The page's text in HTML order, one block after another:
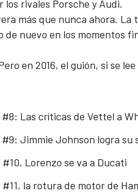
rivales Porsche y Audi.
más que nunca ahora. La
de nuevo en los momentos
en 2016, el guión, si se
#8: Las críticas de Vettel a
#9: Jimmie Johnson logra su
Lorenzo se va a Ducati
la rotura de motor de